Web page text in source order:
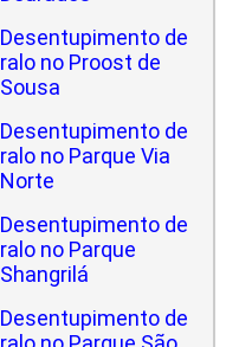
Desentupimento de
ralo no Proost de
Sousa
Desentupimento de
ralo no Parque Via
Norte
Desentupimento de
ralo no Parque
Shangrilá
Desentupimento de